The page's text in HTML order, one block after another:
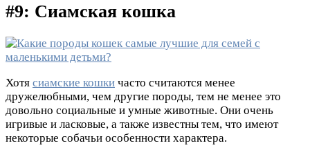
#9: Сиамская кошка
Хотя сиамские кошки часто считаются менее
дружелюбными, чем другие породы, тем не менее это
довольно социальные и умные животные. Они очень
игривые и ласковые, а также известны тем, что имеют
некоторые собачьи особенности характера.